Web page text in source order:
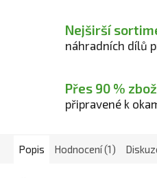
Nejširší
náhradních dílů
Přes 90 %
připravené k
Popis Hodnocení (1)